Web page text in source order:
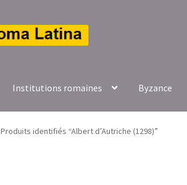
Institutions romaines Byzance
Produits identifiés “Albert d’Autriche (1298)”